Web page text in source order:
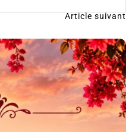
Article suivant